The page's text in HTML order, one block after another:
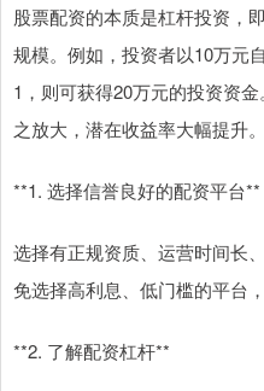
股票配资的本质是杠杆投资，
规模。例如，投资者以10万元
1，则可获得20万元的投资资
之放大，潜在收益率大幅提升。
**1. 选择信誉良好的配资平台**
选择有正规资质、运营时间长
免选择高利息、低门槛的平台
**2. 了解配资杠杆**